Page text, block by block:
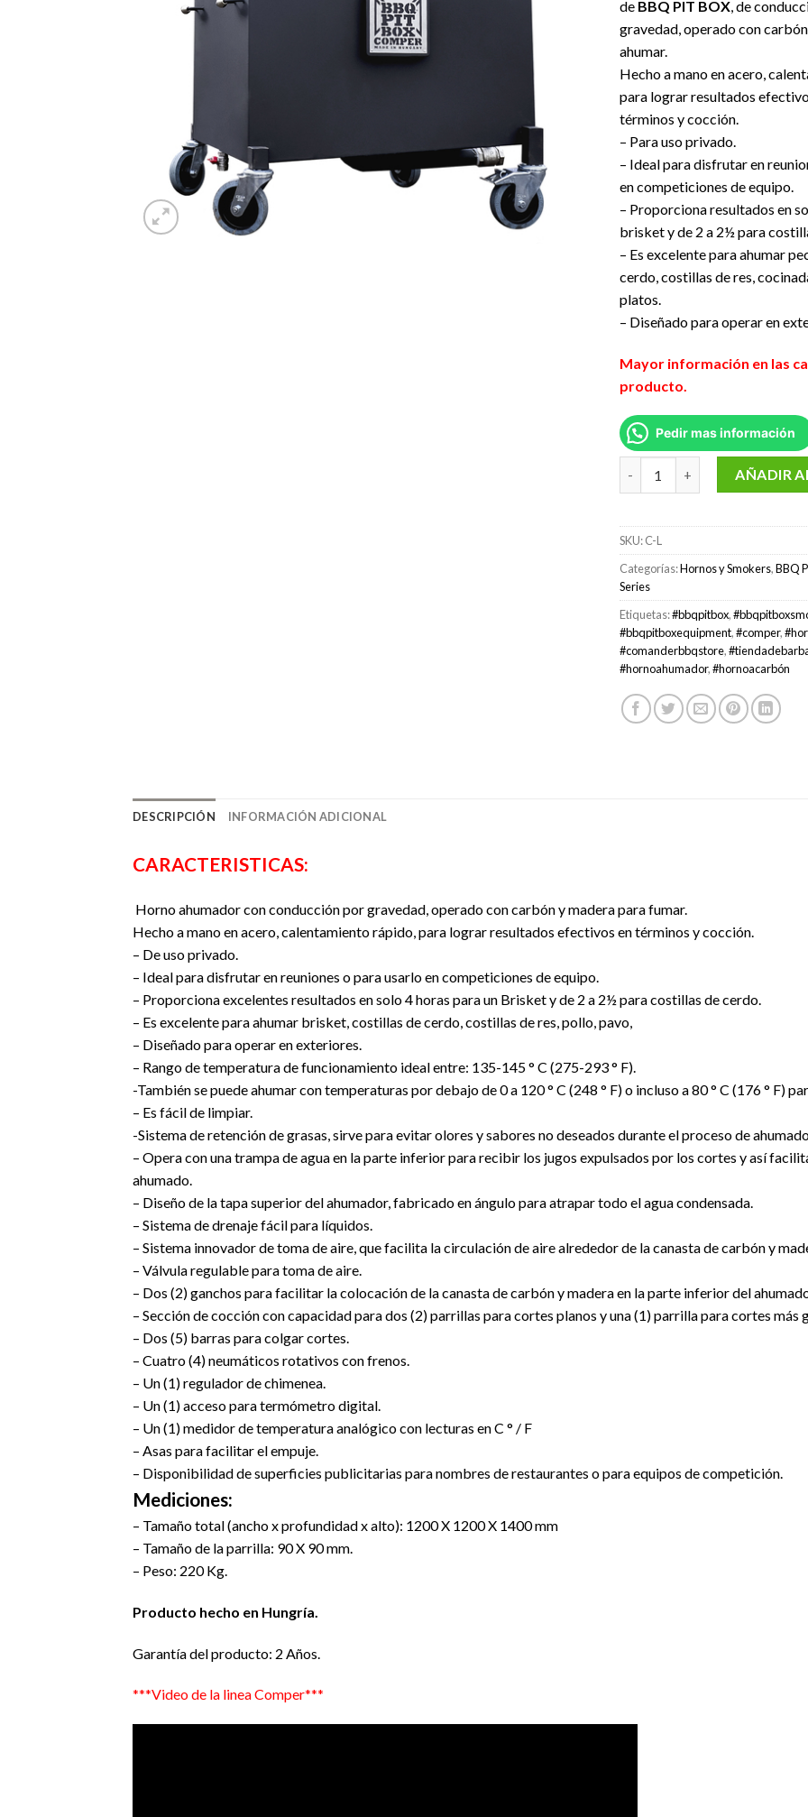
de BBQ PIT BOX , de
gravedad, operado con
ahumar.
Hecho a mano en acero,
para lograr resultados
términos y cocción.
– Para uso privado.
– Ideal para disfrutar en
en competiciones de equipo.
– Proporciona resultados en
brisket y de 2 a 2½ para
– Es excelente para ahumar
cerdo, costillas de res,
platos.
– Diseñado para operar en
Mayor información en las
producto.
Pedir mas información
Horno ahumador COMPER-L
AÑADIR
SKU:C-L
Categorías:Hornos y Smokers,BBQ
Series
Etiquetas:#bbqpitbox,
#bbqpitboxequipment,#comper,
#comanderbbqstore,
#hornoahumador,#hornoacarbón
DESCRIPCIÓN INFORMACIÓN ADICIONAL
CARACTERISTICAS:
Horno ahumador con conducción por gravedad, operado con carbón y madera para fumar.
Hecho a mano en acero, calentamiento rápido, para lograr resultados efectivos en términos y cocción.
– De uso privado.
– Ideal para disfrutar en reuniones o para usarlo en competiciones de equipo.
– Proporciona excelentes resultados en solo 4 horas para un Brisket y de 2 a 2½ para costillas de cerdo.
– Es excelente para ahumar brisket, costillas de cerdo, costillas de res, pollo, pavo,
– Diseñado para operar en exteriores.
– Rango de temperatura de funcionamiento ideal entre: 135-145 ° C (275-293 ° F).
-También se puede ahumar con temperaturas por debajo de 0 a 120 ° C (248 ° F) o incluso a 80 ° C (176 ° F)
– Es fácil de limpiar.
-Sistema de retención de grasas, sirve para evitar olores y sabores no deseados durante el proceso de
– Opera con una trampa de agua en la parte inferior para recibir los jugos expulsados ​​por los cortes y así
ahumado.
– Diseño de la tapa superior del ahumador, fabricado en ángulo para atrapar todo el agua condensada.
– Sistema de drenaje fácil para líquidos.
– Sistema innovador de toma de aire, que facilita la circulación de aire alrededor de la canasta de carbón y
– Válvula regulable para toma de aire.
– Dos (2) ganchos para facilitar la colocación de la canasta de carbón y madera en la parte inferior del
– Sección de cocción con capacidad para dos (2) parrillas para cortes planos y una (1) parrilla para cortes más
– Dos (5) barras para colgar cortes.
– Cuatro (4) neumáticos rotativos con frenos.
– Un (1) regulador de chimenea.
– Un (1) acceso para termómetro digital.
– Un (1) medidor de temperatura analógico con lecturas en C ° / F
– Asas para facilitar el empuje.
– Disponibilidad de superficies publicitarias para nombres de restaurantes o para equipos de competición.
Mediciones:
– Tamaño total (ancho x profundidad x alto): 1200 X 1200 X 1400 mm
– Tamaño de la parrilla: 90 X 90 mm.
– Peso: 220 Kg.
Producto hecho en Hungría.
Garantía del producto: 2 Años.
***Video de la linea Comper***